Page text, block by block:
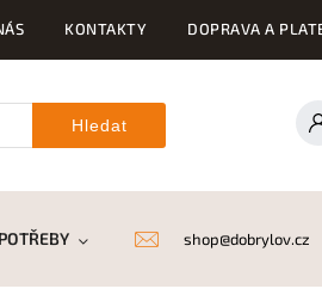
KONTAKTY DOPRAVA A
Hledat
DRONYshop@dobrylov.cz